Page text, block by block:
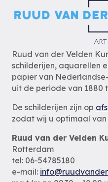
Ruud van der Velden
schilderijen, aquarellen
papier van
uit de periode van 1880
De schilderijen zijn op
zodat wij u optimaal van
Ruud van der Velden
Rotterdam
tel: 06-54785180
e-mail: